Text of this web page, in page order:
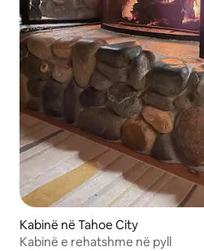
Kabinë në Tahoe City
Kabinë e rehatshme në pyll